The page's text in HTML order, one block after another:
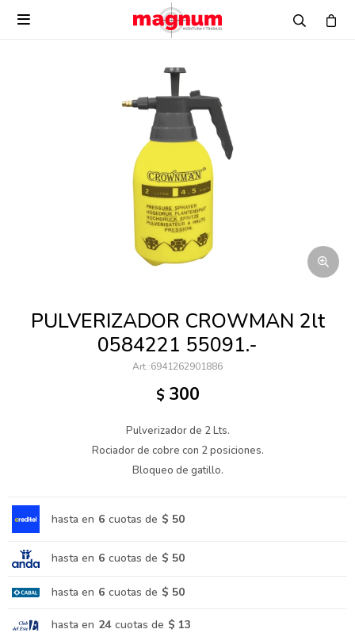

PULVERIZADOR CROWMAN 2lt
0584221 55091.-
6941262901886
$ 300
Pulverizador de 2 Lts.
Rociador de cobre con 2 posiciones.
Bloqueo de gatillo.
hasta en 6 cuotas de $ 50
hasta en 6 cuotas de $ 50
hasta en 6 cuotas de $ 50
hasta en 24 cuotas de $ 13